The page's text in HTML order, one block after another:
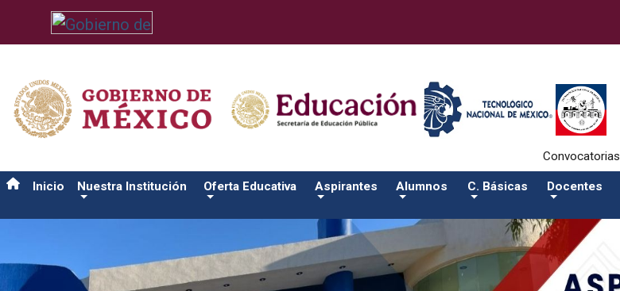
/usr/bin/ruby /www/wwwroot/sjuanrio.tecnm.mx/api/article.rb 43-alumnos/plantilla_tecnmSalida del comando:
Convocatorias
Inicio Nuestra Institución Oferta Educativa Aspirantes Alumnos C. Básicas Docentes